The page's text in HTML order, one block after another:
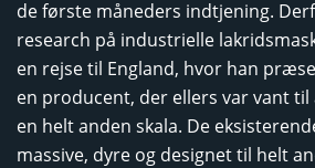
de første måneders indtjening.
research på industrielle
en rejse til England, hvor han
en producent, der ellers var vant til
en helt anden skala. De
massive, dyre og designet til helt